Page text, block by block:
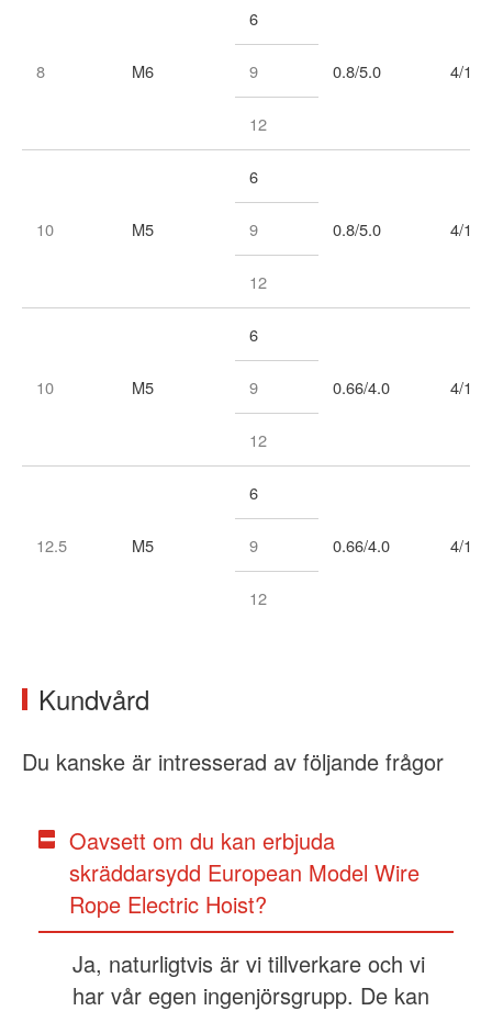
8 M6
6
0.8/5.0 4/1
9
12
10 M5
6
0.8/5.0 4/1
9
12
10 M5
6
0.66/4.0 4/1
9
12
12.5 M5
6
0.66/4.0 4/1
9
12
Kundvård
Du kanske är intresserad av följande frågor
Oavsett om du kan erbjuda
skräddarsydd European Model Wire
Rope Electric Hoist?
Ja, naturligtvis är vi tillverkare och vi
har vår egen ingenjörsgrupp. De kan